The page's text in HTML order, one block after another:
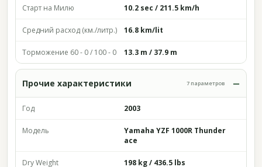
Старт на Милю 10.2 sec / 211.5 km/h
Средний расход (км./литр.) 16.8 km/lit
Торможение 60 - 0 / 100 - 0 13.3 m / 37.9 m
Прочие характеристики 7 параметров
Год 2003
Модель
Yamaha YZF 1000R Thunder
ace
Dry Weight 198 kg / 436.5 lbs